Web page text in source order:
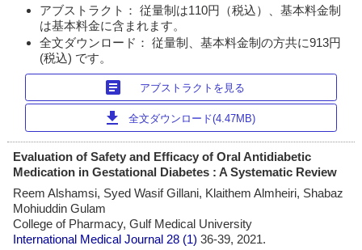
アブストラクト： 従量制は110円（税込）、基本料金制
は基本料金に含まれます。
全文ダウンロード： 従量制、基本料金制の方共に913円
(税込) です。
article アブストラクトを見る
download 全文ダウンロード(4.47MB)
Evaluation of Safety and Efficacy of Oral Antidiabetic
Medication in Gestational Diabetes : A Systematic Review
Reem Alshamsi, Syed Wasif Gillani, Klaithem Almheiri, Shabaz
Mohiuddin Gulam
College of Pharmacy, Gulf Medical University
International Medical Journal 28 (1)36-39, 2021.